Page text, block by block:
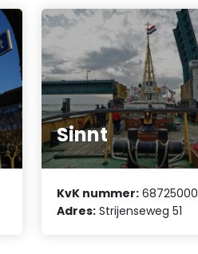
Sinnt
KvK nummer: 68725000
Adres: Strijenseweg 51